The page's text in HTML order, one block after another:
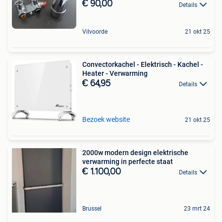
€ 90,00 Details
Vilvoorde 21 okt 25
Convectorkachel - Elektrisch - Kachel -
Heater - Verwarming
€ 64,95 Details
Bezoek website 21 okt 25
2000w modern design elektrische
verwarming in perfecte staat
€ 1.100,00 Details
Brussel 23 mrt 24